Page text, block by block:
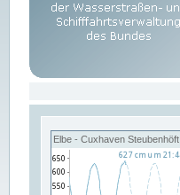
Elbe - Cuxhaven Steubenhöft